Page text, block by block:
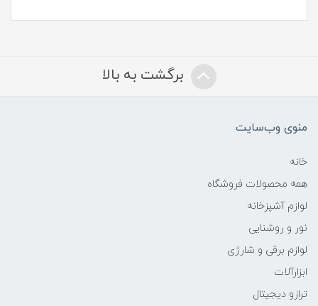
برگشت به بالا
منوی وب‌سایت
خانه
همه محصولات فروشگاه
لوازم آشپزخانه
نور و روشنایی
لوازم برقی و شارژی
ابزارآلات
ترازو دیجیتال